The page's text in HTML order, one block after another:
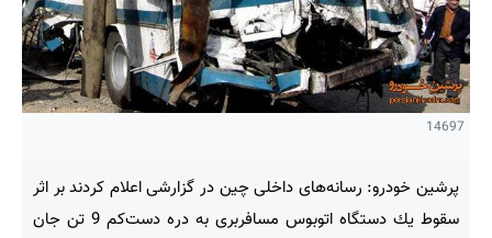
14697
پرشین خودرو: رسانه‌های داخلی چین در گزارشی اعلام كردند بر اثر
سقوط یك دستگاه اتوبوس مسافربری به دره دست‌كم 9 تن جان